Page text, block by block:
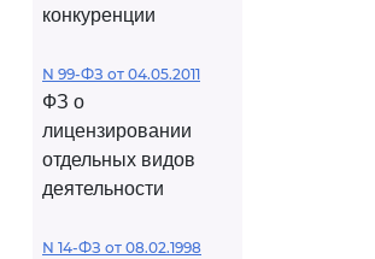
конкуренции
N 99-ФЗ от 04.05.2011
ФЗ о
лицензировании
отдельных видов
деятельности
N 14-ФЗ от 08.02.1998